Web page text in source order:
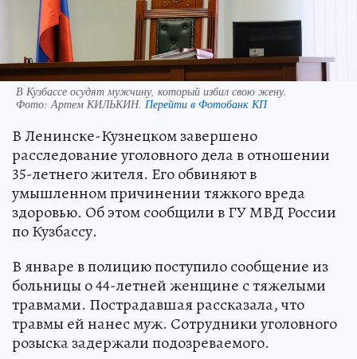
В Кузбассе осудят мужчину, который избил свою жену.
Фото:Артем КИЛЬКИН. Перейти в Фотобанк КП
В Ленинске-Кузнецком завершено
расследование уголовного дела в отношении
35-летнего жителя. Его обвиняют в
умышленном причинении тяжкого вреда
здоровью. Об этом сообщили в ГУ МВД России
по Кузбассу.
В январе в полицию поступило сообщение из
больницы о 44-летней женщине с тяжелыми
травмами. Пострадавшая рассказала, что
травмы ей нанес муж. Сотрудники уголовного
розыска задержали подозреваемого.